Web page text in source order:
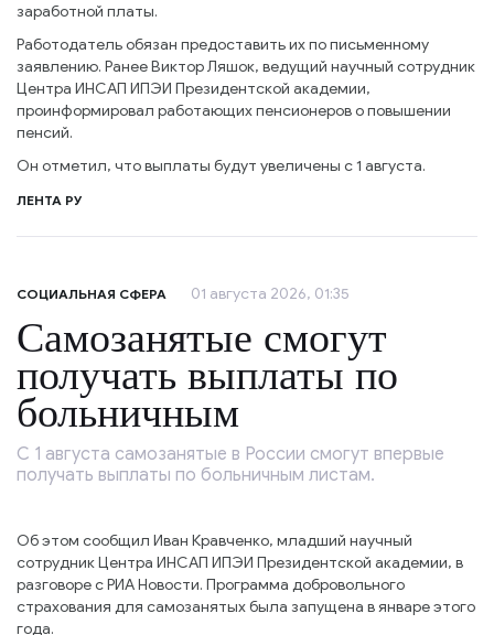
заработной платы.
Работодатель обязан предоставить их по письменному
заявлению. Ранее Виктор Ляшок, ведущий научный сотрудник
Центра ИНСАП ИПЭИ Президентской академии,
проинформировал работающих пенсионеров о повышении
пенсий.
Он отметил, что выплаты будут увеличены с 1 августа.
ЛЕНТА РУ
СОЦИАЛЬНАЯ СФЕРА 01 августа 2026, 01:35
Самозанятые смогут
получать выплаты по
больничным
С 1 августа самозанятые в России смогут впервые
получать выплаты по больничным листам.
Об этом сообщил Иван Кравченко, младший научный
сотрудник Центра ИНСАП ИПЭИ Президентской академии, в
разговоре с РИА Новости. Программа добровольного
страхования для самозанятых была запущена в январе этого
года.